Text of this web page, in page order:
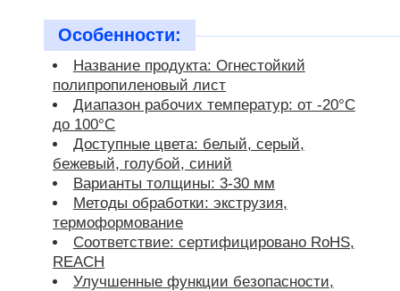
Особенности:
Название продукта: Огнестойкий
полипропиленовый лист
Диапазон рабочих температур: от -20°C
до 100°C
Доступные цвета: белый, серый,
бежевый, голубой, синий
Варианты толщины: 3-30 мм
Методы обработки: экструзия,
термоформование
Соответствие: сертифицировано RoHS,
REACH
Улучшенные функции безопасности,